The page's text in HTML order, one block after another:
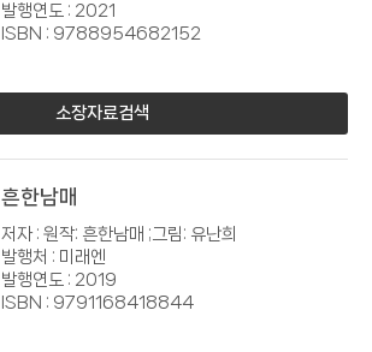
발행연도 : 2021
ISBN : 9788954682152
소장자료검색
흔한남매
저자 : 원작: 흔한남매 ;그림: 유난희
발행처 : 미래엔
발행연도 : 2019
ISBN : 9791168418844